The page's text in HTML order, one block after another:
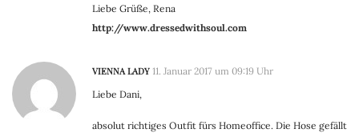
Liebe Grüße, Rena
http://www.dressedwithsoul.com
VIENNA LADY 11. Januar 2017 um 09:19 Uhr
Liebe Dani,
absolut richtiges Outfit fürs Homeoffice. Die Hose gefällt